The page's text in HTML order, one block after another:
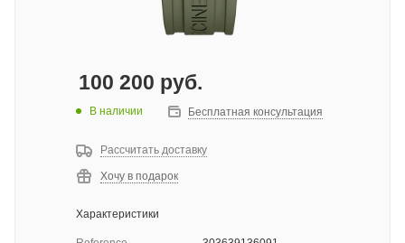
100 200 руб.
В наличии Бесплатная консультация
Рассчитать доставку
Хочу в подарок
Характеристики